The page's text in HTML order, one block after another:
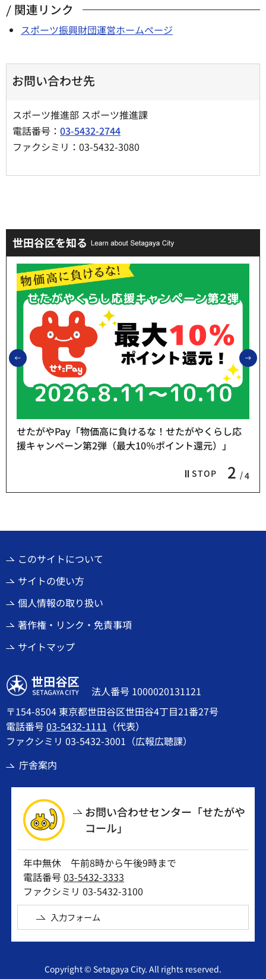
関連リンク
スポーツ振興財団運営ホームページ
お問い合わせ先
スポーツ推進部 スポーツ推進課
電話番号： 03-5432-2744
ファクシミリ：03-5432-3080
世田谷区を知る
前のスライドを表示
STOP 2 4
せたがやPay「物価高に負けるな！せたがやくらし応
援キャンペーン第2弾（最大10％ポイント還元）」
このサイトについて
サイトの使い方
個人情報の取り扱い
著作権・リンク・免責事項
サイトマップ
世田谷区
法人番号 1000020131121
〒154-8504 東京都世田谷区世田谷4丁目21番27号
電話番号03-5432-1111 （代表）
ファクシミリ 03-5432-3001（広報広聴課）
庁舎案内
お問い合わせセンター「せたがや
コール」
年中無休 午前8時から午後9時まで
電話番号03-5432-3333
ファクシミリ 03-5432-3100
入力フォーム
Copyright © Setagaya City. All rights reserved.